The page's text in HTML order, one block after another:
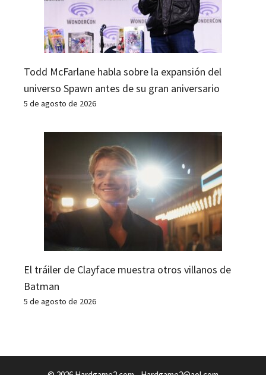
Todd McFarlane habla sobre la expansión del
universo Spawn antes de su gran aniversario
5 de agosto de 2026
El tráiler de Clayface muestra otros villanos de
Batman
5 de agosto de 2026